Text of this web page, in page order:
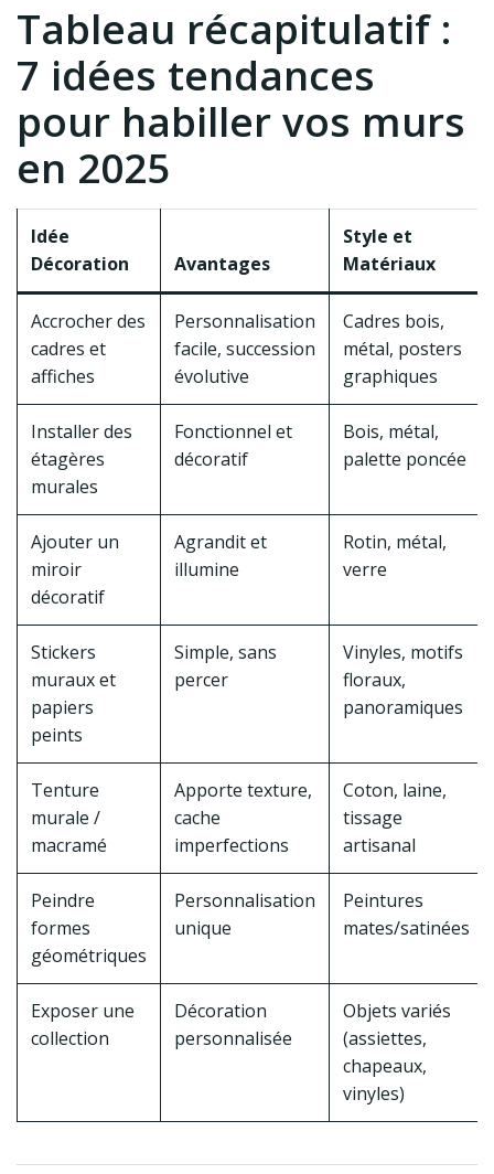
Tableau récapitulatif :
7 idées tendances
pour habiller vos murs
en 2025
Idée
Décoration
Avantages
Style et
Matériaux
Accrocher des
cadres et
affiches
Personnalisation
facile, succession
évolutive
Cadres bois,
métal, posters
graphiques
Installer des
étagères
murales
Fonctionnel et
décoratif
Bois, métal,
palette poncée
Ajouter un
miroir
décoratif
Agrandit et
illumine
Rotin, métal,
verre
Stickers
muraux et
papiers
peints
Simple, sans
percer
Vinyles, motifs
floraux,
panoramiques
Tenture
murale /
macramé
Apporte texture,
cache
imperfections
Coton, laine,
tissage
artisanal
Peindre
formes
géométriques
Personnalisation
unique
Peintures
mates/satinées
Exposer une
collection
Décoration
personnalisée
Objets variés
(assiettes,
chapeaux,
vinyles)